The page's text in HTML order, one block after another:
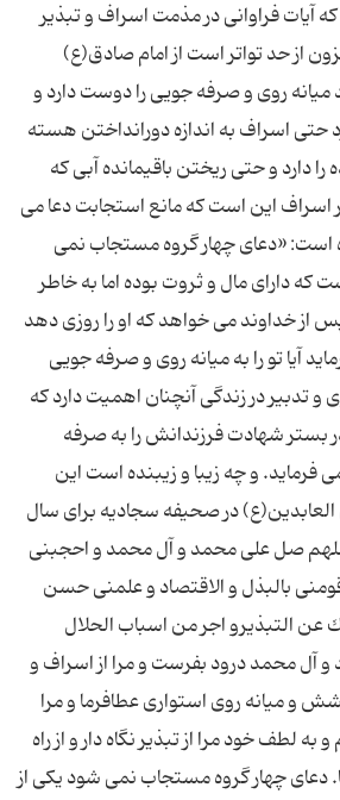
فراوانی در مذمت اسراف و تبذیر
از حد تواتر است از امام صادق(ع)
روی و صرفه جویی را دوست دارد و
اسراف به اندازه دورانداختن هسته
دارد و حتی ریختن باقیمانده آبی كه
اسراف این است كه مانع استجابت دعا می
است: «دعای چهار گروه مستجاب نمی
كه دارای مال و ثروت بوده اما به خاطر
از خداوند می خواهد كه او را روزی دهد
آیا تو را به میانه روی و صرفه جویی
و تدبیر در زندگی آنچنان اهمیت دارد كه
بستر شهادت فرزندانش را به صرفه
فرماید. و چه زیبا و زیبنده است این
در صحیفه سجادیه برای سال
صل علی محمد و آل محمد و احجبنی
بالبذل و الاقتصاد و علمنی حسن
عن التبذیرو اجر من اسباب الحلال
و آل محمد درود بفرست و مرا از اسراف و
و میانه روی استواری عطافرما و مرا
و به لطف خود مرا از تبذیر نگاه دار و از راه
دعای چهار گروه مستجاب نمی شود یكی از